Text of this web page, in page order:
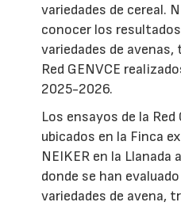
variedades de cereal.
conocer los
variedades de
Red GENVCE
2025-2026.
Los ensayos de la
ubicados en la Finca
NEIKER en la Llanada
donde se han
variedades de avena,